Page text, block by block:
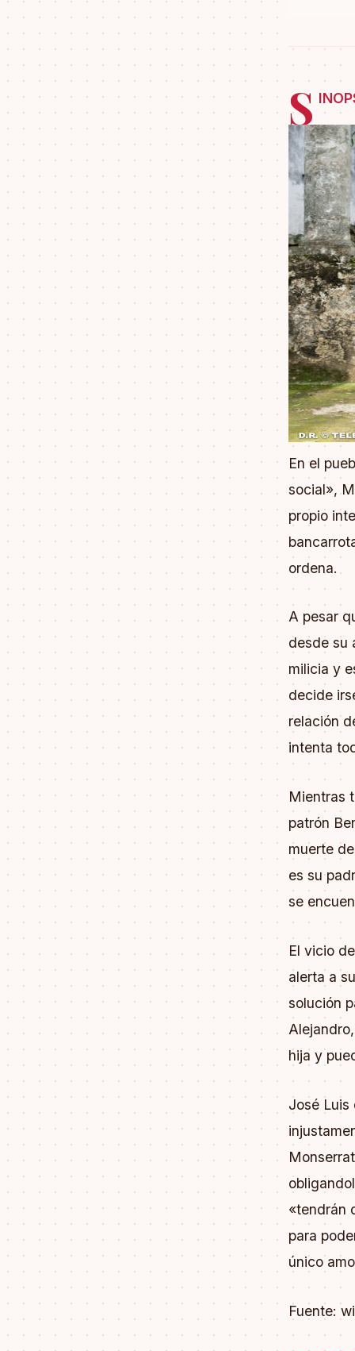
S
En el
social»,
propio
ordena.
A pesar
desde su
milicia y
decide
relación
intenta
Mientras
patrón
muerte
es su
se
El vicio
alerta a
solución
hija y
José Luis
«tendrán
para
único
Fuente: